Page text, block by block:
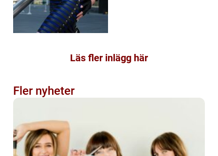
Läs fler inlägg här
Fler nyheter